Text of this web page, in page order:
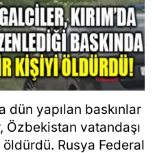
dün yapılan baskınlar
Özbekistan vatandaşı
Rusya Federal